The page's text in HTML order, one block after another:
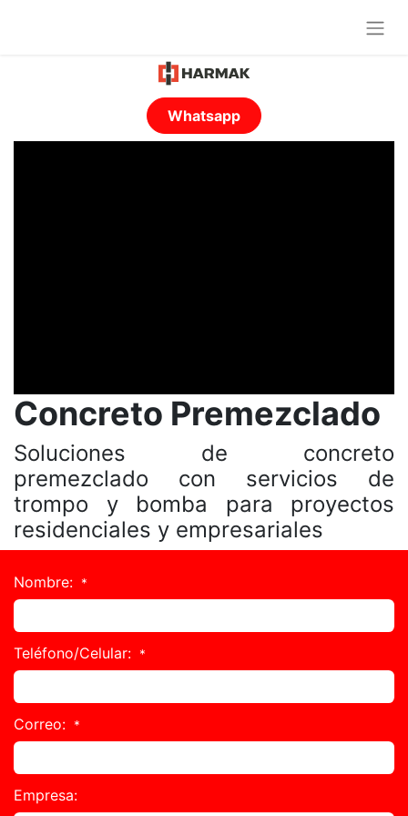
Whatsapp
Concreto Premezclado
Soluciones de concreto
premezclado con servicios de
trompo y bomba para proyectos
residenciales y empresariales
Nombre: *
Teléfono/Celular: *
Correo: *
Empresa: